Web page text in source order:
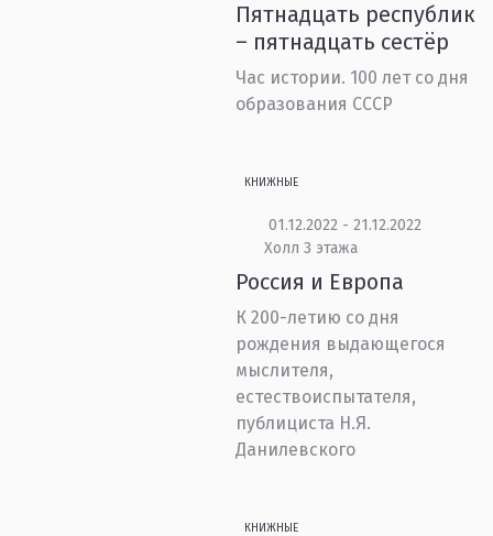
Пятнадцать республик
– пятнадцать сестёр
Час истории. 100 лет со дня
образования СССР
КНИЖНЫЕ
01.12.2022 - 21.12.2022
Холл 3 этажа
Россия и Европа
К 200-летию со дня
рождения выдающегося
мыслителя,
естествоиспытателя,
публициста Н.Я.
Данилевского
КНИЖНЫЕ